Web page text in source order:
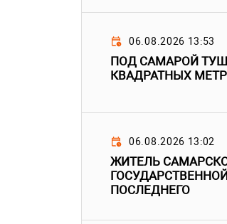
06.08.2026 13:53
ПОД САМАРОЙ
КВАДРАТНЫХ
06.08.2026 13:02
ЖИТЕЛЬ
ПОСЛЕДНЕГО